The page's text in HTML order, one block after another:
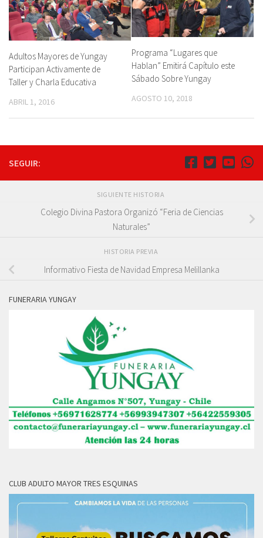
Adultos Mayores de Yungay
Participan Activamente de
Taller y Charla Educativa
ABRIL 1, 2016
Programa “Lugares que
Hablan” Emitirá Capítulo este
Sábado Sobre Yungay
AGOSTO 10, 2018
SEGUIR:
SIGUIENTE HISTORIA
Colegio Divina Pastora Organizó “Feria de Ciencias
Naturales”
HISTORIA PREVIA
Informativo Fiesta de Navidad Empresa Melillanka
FUNERARIA YUNGAY
CLUB ADULTO MAYOR TRES ESQUINAS